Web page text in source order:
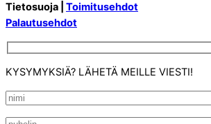
Tietosuoja | Toimitusehdot
Palautusehdot
KYSYMYKSIÄ? LÄHETÄ MEILLE VIESTI!